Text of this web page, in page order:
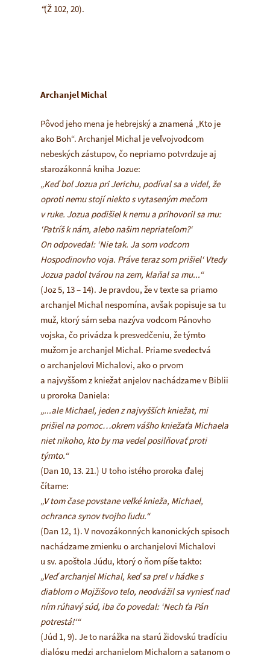
“(Ž 102, 20).
Archanjel Michal
Pôvod jeho mena je hebrejský a znamená „Kto je
ako Boh“. Archanjel Michal je veľvojvodcom
nebeských zástupov, čo nepriamo potvrdzuje aj
starozákonná kniha Jozue:
„Keď bol Jozua pri Jerichu, podíval sa a videl, že
oproti nemu stojí niekto s vytaseným mečom
v ruke. Jozua podišiel k nemu a prihovoril sa mu:
‘Patríš k nám, alebo našim nepriateľom?‘
On odpovedal: ‘Nie tak. Ja som vodcom
Hospodinovho voja. Práve teraz som prišiel‘ Vtedy
Jozua padol tvárou na zem, klaňal sa mu...“
(Joz 5, 13 – 14). Je pravdou, že v texte sa priamo
archanjel Michal nespomína, avšak popisuje sa tu
muž, ktorý sám seba nazýva vodcom Pánovho
vojska, čo privádza k presvedčeniu, že týmto
mužom je archanjel Michal. Priame svedectvá
o archanjelovi Michalovi, ako o prvom
a najvyššom z kniežat anjelov nachádzame v Biblii
u proroka Daniela:
„...ale Michael, jeden z najvyšších kniežat, mi
prišiel na pomoc…okrem vášho kniežaťa Michaela
niet nikoho, kto by ma vedel posilňovať proti
týmto.“
(Dan 10, 13. 21.) U toho istého proroka ďalej
čítame:
„V tom čase povstane veľké knieža, Michael,
ochranca synov tvojho ľudu.“
(Dan 12, 1). V novozákonných kanonických spisoch
nachádzame zmienku o archanjelovi Michalovi
u sv. apoštola Júdu, ktorý o ňom píše takto:
„Veď archanjel Michal, keď sa prel v hádke s
diablom o Mojžišovo telo, neodvážil sa vyniesť nad
ním rúhavý súd, iba čo povedal: ‘Nech ťa Pán
potrestá!‘“
(Júd 1, 9). Je to narážka na starú židovskú tradíciu
dialógu medzi archanjelom Michalom a satanom o